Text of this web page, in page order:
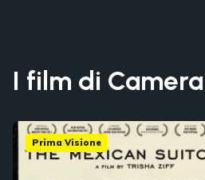
I film di Camera
Prima Visione